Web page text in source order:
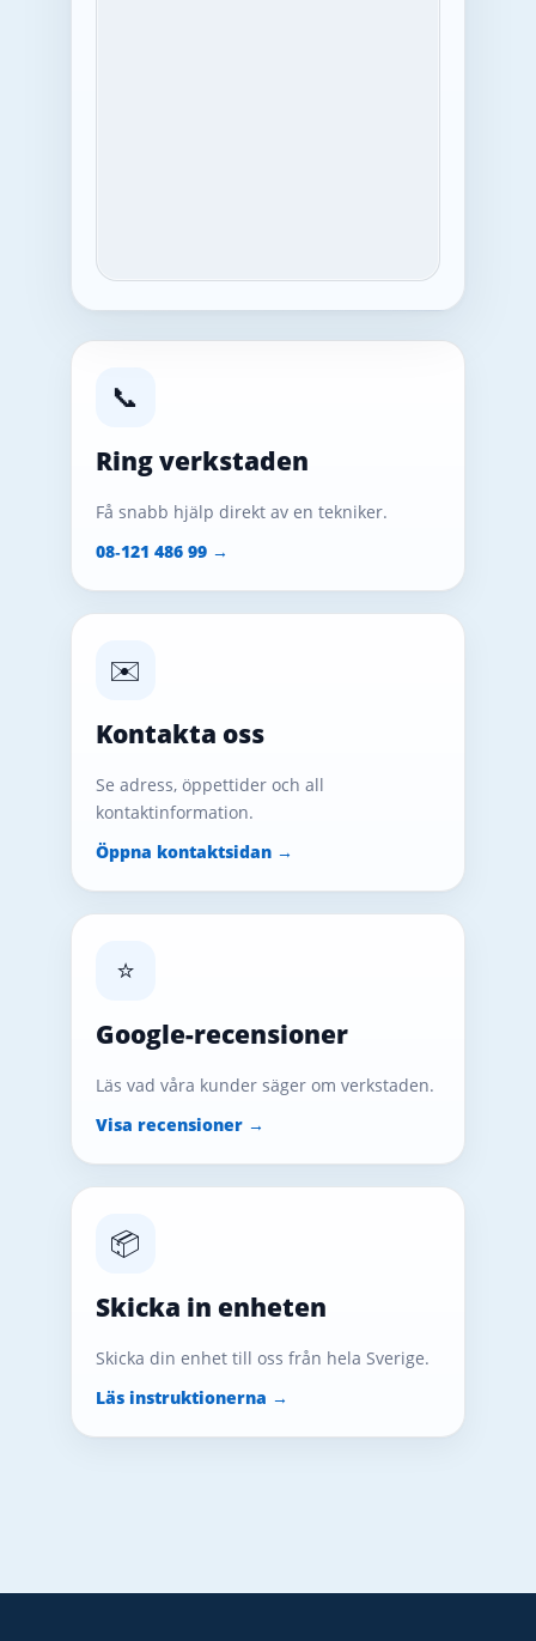
📞
Ring verkstaden
Få snabb hjälp direkt av en tekniker.
08‑121 486 99 →
✉️
Kontakta oss
Se adress, öppettider och all
kontaktinformation.
Öppna kontaktsidan →
⭐
Google-recensioner
Läs vad våra kunder säger om verkstaden.
Visa recensioner →
📦
Skicka in enheten
Skicka din enhet till oss från hela Sverige.
Läs instruktionerna →